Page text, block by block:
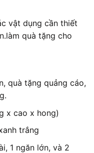
vật dụng cần thiết
quà tặng cho
quà tặng quảng cáo,
x cao x hong)
trắng
1 ngăn lớn, và 2